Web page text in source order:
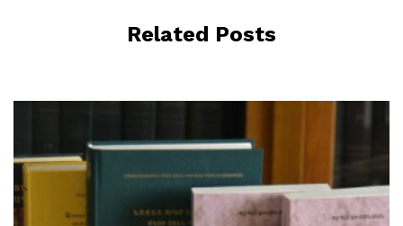
Related Posts